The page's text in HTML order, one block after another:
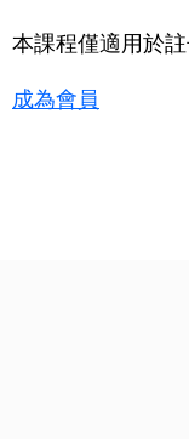
本課程僅適用於註
成為會員